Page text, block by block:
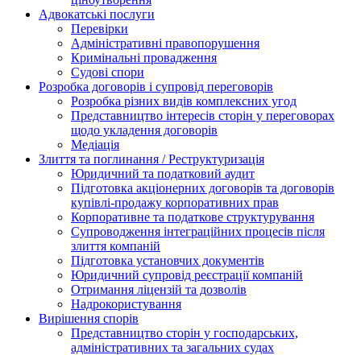
Адвокатські послуги
Перевірки
Адміністративні правопорушення
Кримінальні провадження
Судові спори
Розробка договорів і супровід переговорів
Розробка різних видів комплексних угод
Представництво інтересів сторін у переговорах
щодо укладення договорів
Медіація
Злиття та поглинання / Реструктуризація
Юридичний та податковий аудит
Підготовка акціонерних договорів та договорів
купівлі-продажу корпоративних прав
Корпоративне та податкове структурування
Супроводження інтеграційних процесів після
злиття компаній
Підготовка установчих документів
Юридичний супровід реєстрації компаній
Отримання ліцензій та дозволів
Надрокористування
Вирішення спорів
Представництво сторін у господарських,
адміністративних та загальних судах